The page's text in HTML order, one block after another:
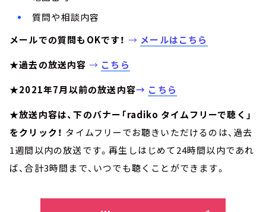
質問や相談内容
メールでの質問もOKです！ → メールはこちら
★過去の放送内容 → こちら
★2021年7月以前の放送内容→ こちら
★放送内容は、下のバナー「radiko タイムフリーで聴く」
をクリック！ タイムフリーでお聴きいただけるのは、過去
1週間以内の放送です。再生しはじめて24時間以内であれ
ば、合計3時間まで、いつでも聴くことができます。